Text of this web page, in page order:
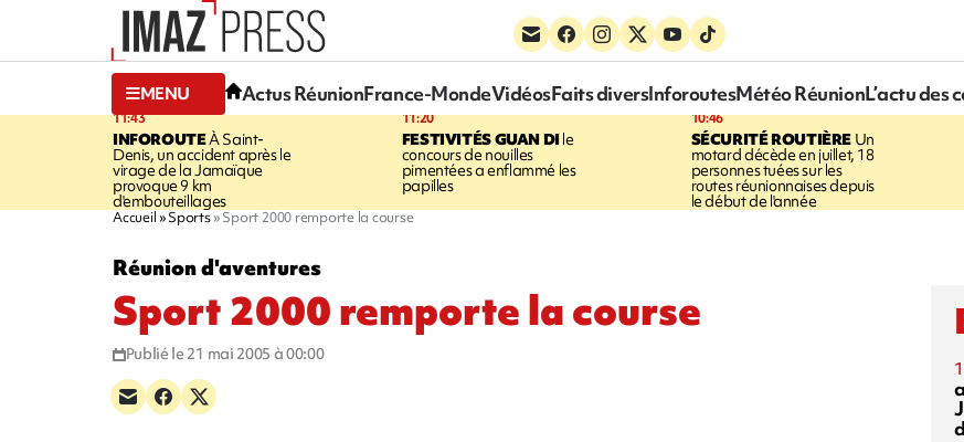
MENU Actus RéunionFrance-MondeVidéosFaits diversInforoutesMétéo RéunionL’actu des
11:43
INFOROUTEÀ Saint-
Denis, un accident après le
virage de la Jamaïque
provoque 9 km
d'embouteillages
11:20
FESTIVITÉSGUAN DIle
concours de nouilles
pimentées a enflammé les
papilles
10:46
SÉCURITÉ ROUTIÈRE Un
motard décède en juillet, 18
personnes tuées sur les
routes réunionnaises depuis
le début de l'année
Accueil Sports Sport 2000 remporte la course
Réunion d'aventures
Sport 2000 remporte la course
Publié le 21 mai 2005 à 00:00